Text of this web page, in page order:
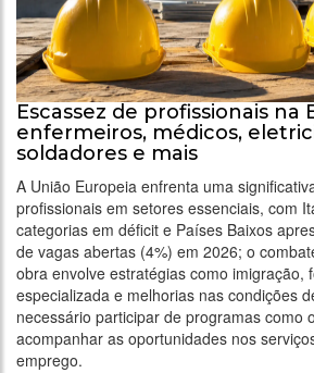
Escassez de profissionais na
enfermeiros, médicos,
soldadores e mais
A União Europeia enfrenta uma
profissionais em setores essenciais, com
categorias em déficit e Países Baixos
de vagas abertas (4%) em 2026; o
obra envolve estratégias como imigração,
especializada e melhorias nas condições
necessário participar de programas como
acompanhar as oportunidades nos
emprego.